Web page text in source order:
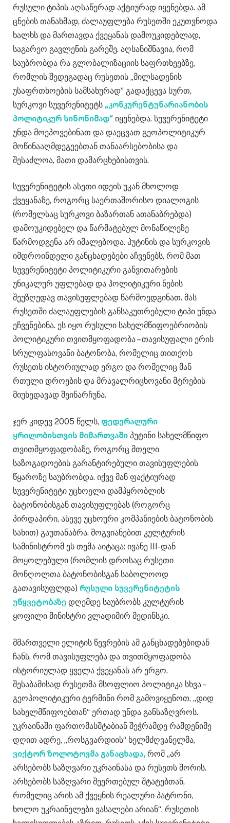
რუსული ტიპის აღსაწერად აქტიურად იყენებდა. ამ
ცნების თანახმად, ძალაუფლება რუსეთში ეკუთვნოდა
ხალხს და მართავდა ქვეყანას დამოუკიდებლად,
საგარეო გავლენის გარეშე. აღსანიშნავია, რომ
საუბრობდა რა გლობალიზაციის საფრთხეებზე,
რომლის შედეგადაც რუსეთის „მილსადენის
უსაფრთხოების სამსახურად“ გადაქცევა სურთ,
სურკოვი სუვერენიტეტს „კონკურენტუნარიანობის
პოლიტიკურ სინონიმად“ იყენებდა. სუვერენიტეტი
უნდა მოეპოვებინათ და დაეცვათ გეოპოლიტიკურ
მოწინააღმდეგეებთან თანაარსებობისა და
შესაძლოა, მათი დამარცხებისთვის.
სუვერენიტეტის ასეთი იდეის უკან მხოლოდ
ქვეყანაზე, როგორც საერთაშორისო დიალოგის
(რომელსაც სურკოვი ბაზართან ათანაბრებდა)
დამოუკიდებელ და წარმატებულ მონაწილეზე
წარმოდგენა არ იმალებოდა. პუტინის და სურკოვის
იმდროინდელი განცხადებები აჩვენებს, რომ მათ
სუვერენიტეტი პოლიტიკური განვითარების
უნიკალურ უფლებად და პოლიტიკური ნების
შეუზღუდავ თავისუფლებად წარმოედგინათ. მას
რუსეთში ძალაუფლების განსაკუთრებული ტიპი უნდა
ეჩვენებინა. ეს იყო რუსული სახელმწიფოებრიობის
პოლიტიკური თვითმყოფადობა – თავისუფალი ერის
სრულფასოვანი ბატონობა, რომელიც თითქოს
რუსეთს ისტორიულად ერგო და რომელიც მან
რთული დროების და მრავალრიცხოვანი მტრების
მიუხედავად შეინარჩუნა.
ჯერ კიდევ 2005 წელს, ფედერალური
ყრილობისთვის მიმართვაში პუტინი სახელმწიფო
თვითმყოფადობაზე, როგორც მთელი
საზოგადოების გარანტირებული თავისუფლების
წყაროზე საუბრობდა. იქვე მან ფაქტიურად
სუვერენიტეტი უცხოელი დამპყრობლის
ბატონობისგან თავისუფლებას (როგორც
პირდაპირი, ასევე უცხოური კომპანიების ბატონობის
სახით) გაუთანაბრა. მოგვიანებით კულტურის
სამინისტრომ ეს თემა აიტაცა: ივანე III-დან
მოყოლებული (რომლის დროსაც რუსეთი
მონღოლთა ბატონობისგან საბოლოოდ
გათავისუფლდა) რუსული სუვერენიტეტის
უწყვეტობაზე დღემდე საუბრობს კულტურის
ყოფილი მინისტრი ვლადიმირ მედინსკი.
მმართველი ელიტის წევრების ამ განცხადებებიდან
ჩანს, რომ თავისუფლება და თვითმყოფადობა
ისტორიულად ყველა ქვეყანას არ ერგო.
შესაბამისად რუსეთმა მსოფლიო პოლიტიკა სხვა –
გეოპოლიტიკური ტერმინი რომ გამოვიყენოთ, „დიდ
სახელმწიფოებთან“ ერთად უნდა განსაზღვროს.
უკრაინაში ფართომასშტაბიან შეჭრამდე რამდენიმე
დღით ადრე, „როსგვარდიის“ ხელმძღვანელმა,
ვიქტორ ზოლოტოვმა განაცხადა, რომ „არ
არსებობს საზღვარი უკრაინასა და რუსეთს შორის.
არსებობს საზღვარი შეერთებულ შტატებთან,
რომელიც არის ამ ქვეყნის რეალური პატრონი,
ხოლო უკრაინელები ვასალები არიან“. რუსეთის